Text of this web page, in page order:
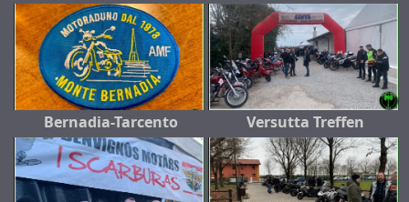
Bernadia-Tarcento Versutta Treffen